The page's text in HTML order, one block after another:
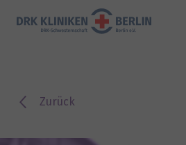
Zurück